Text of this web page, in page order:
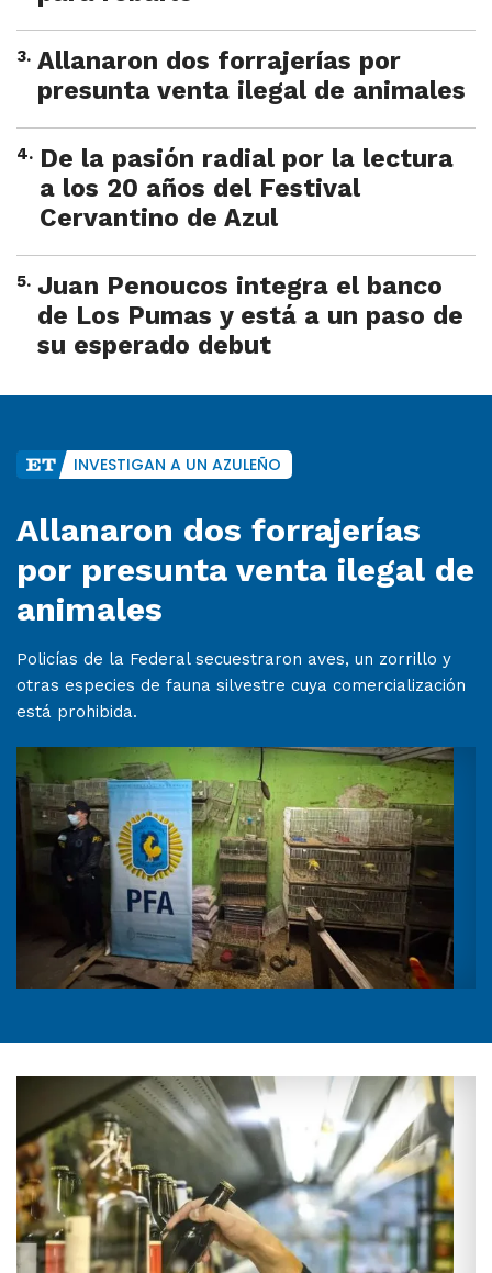
3. Allanaron dos forrajerías por
presunta venta ilegal de animales
4. De la pasión radial por la lectura
a los 20 años del Festival
Cervantino de Azul
5. Juan Penoucos integra el banco
de Los Pumas y está a un paso de
su esperado debut
INVESTIGAN A UN AZULEÑO
Allanaron dos forrajerías
por presunta venta ilegal de
animales
Policías de la Federal secuestraron aves, un zorrillo y
otras especies de fauna silvestre cuya comercialización
está prohibida.